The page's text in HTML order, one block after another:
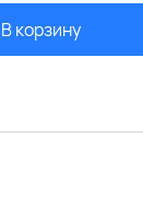
В корзину